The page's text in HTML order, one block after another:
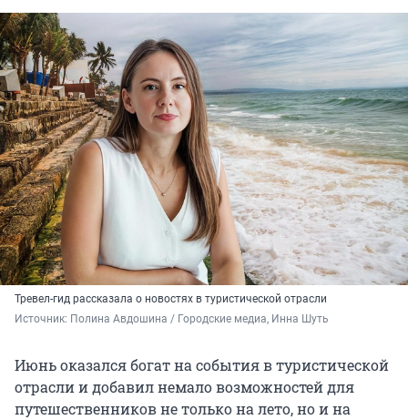
Тревел-гид рассказала о новостях в туристической отрасли
Источник: Полина Авдошина / Городские медиа, Инна Шуть
Июнь оказался богат на события в туристической
отрасли и добавил немало возможностей для
путешественников не только на лето, но и на